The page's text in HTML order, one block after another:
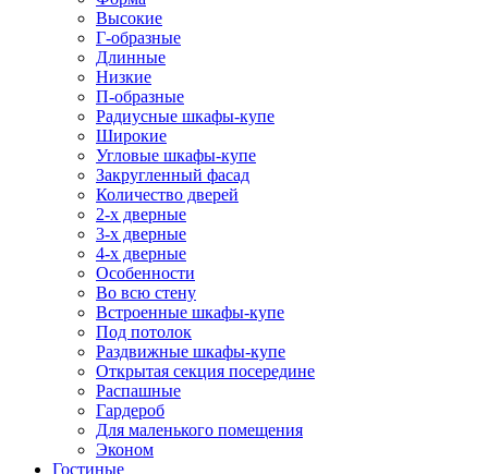
Высокие
Г-образные
Длинные
Низкие
П-образные
Радиусные шкафы-купе
Широкие
Угловые шкафы-купе
Закругленный фасад
Количество дверей
2-х дверные
3-х дверные
4-х дверные
Особенности
Во всю стену
Встроенные шкафы-купе
Под потолок
Раздвижные шкафы-купе
Открытая секция посередине
Распашные
Гардероб
Для маленького помещения
Эконом
Гостиные